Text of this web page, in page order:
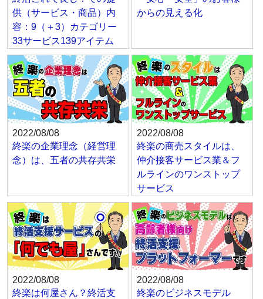
供（サービス・商品）内
容：9（＋3）カテゴリー
33サービス139アイテム
からの見える化
2022/08/08
終楽の企業理念（経営理
念）は、五者の共存共栄
2022/08/08
終楽の商売スタイルは、
仲介接客サービス業＆フ
ルラインのワンストップ
サービス
2022/08/08
終楽は何屋さん？終活支
2022/08/08
終楽のビジネスモデル